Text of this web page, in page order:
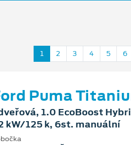
1 2 3 4 5 6
Puma
1.0 EcoBoost
kW/125 k, 6st. manuální